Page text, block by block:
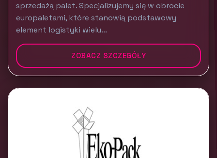
sprzedażą palet. Specjalizujemy się w obrocie
europaletami, które stanowią podstawowy
element logistyki wielu...
ZOBACZ SZCZEGÓŁY